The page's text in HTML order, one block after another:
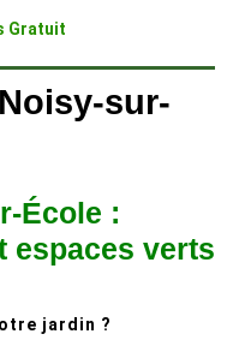
Gratuit
sur-
École :
espaces verts
jardin ?